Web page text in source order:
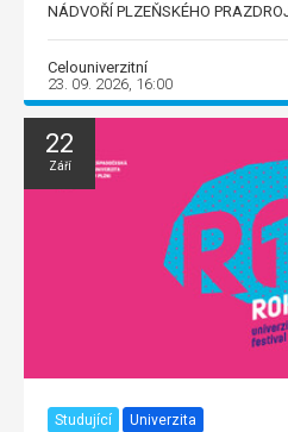
NÁDVOŘÍ PLZEŇSKÉHO
Celouniverzitní
23. 09. 2026, 16:00
22
Září
Studující Univerzita